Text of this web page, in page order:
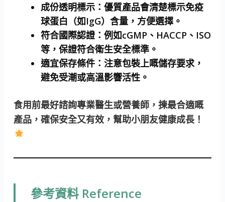
成份透明標示 ：優質產品會清楚標示免疫
球蛋白（如IgG）含量，方便選擇。
符合國際認證：例如cGMP、HACCP、ISO
等，保證符合衛生安全標準。
適宜保存條件 ：注意包裝上嘅儲存要求，
避免受潮或高溫影響活性。
食用前最好諮詢專業醫生或營養師，揀最合適嘅
產品，確保安全又有效，幫助小朋友健康成長！
參考資料 Reference